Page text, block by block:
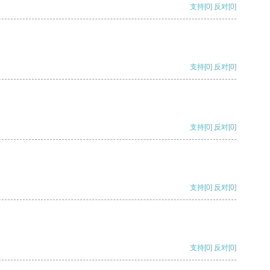
支持[0] 反对[0]
支持[0] 反对[0]
支持[0] 反对[0]
支持[0] 反对[0]
支持[0] 反对[0]